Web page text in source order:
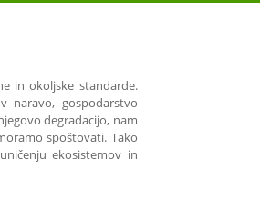
in okoljske standarde.
naravo, gospodarstvo
degradacijo, nam
spoštovati. Tako
ekosistemov in